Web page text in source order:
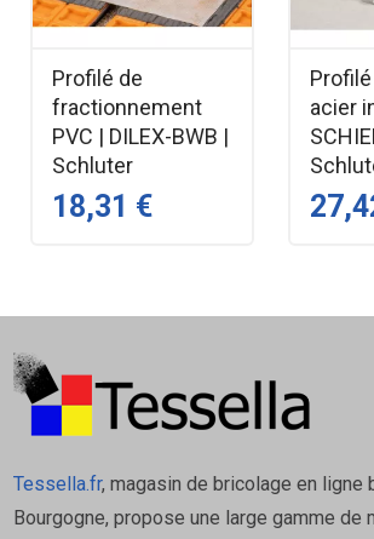
Compatibilité : carrelage,
Performances & résistance
Protection arrêtes : protège
bords de revêtements adjacents
Domaines d’application
Création de transitions propres entre
Profilé de
fractionnement
PVC | DILEX-BWB |
Schluter
18,31 €
acier
Tessella.fr, magasin de bricolage en ligne
Bourgogne, propose une large gamme de